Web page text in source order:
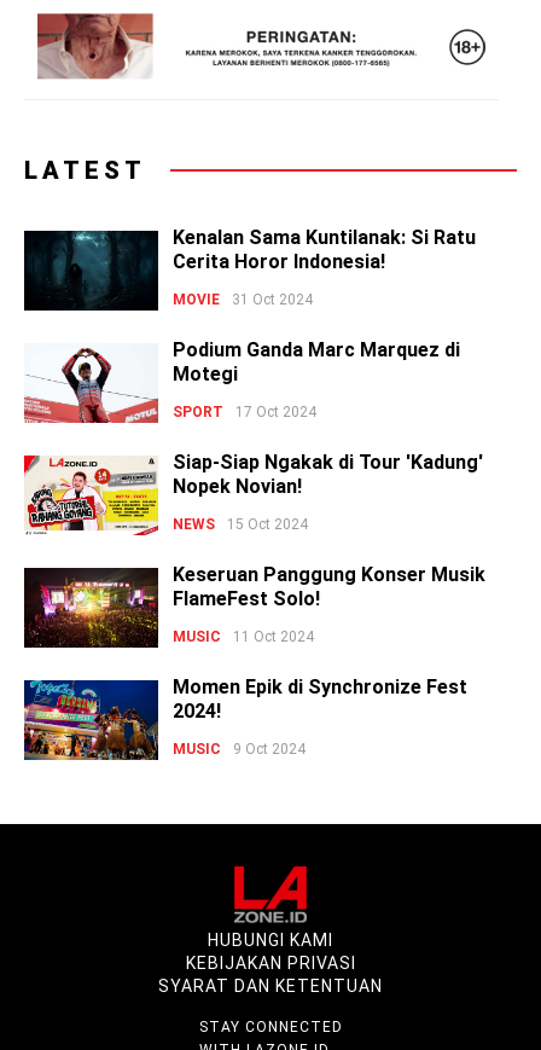
LATEST
Kenalan Sama Kuntilanak: Si Ratu
Cerita Horor Indonesia!
MOVIE 31 Oct 2024
Podium Ganda Marc Marquez di
Motegi
SPORT 17 Oct 2024
Siap-Siap Ngakak di Tour 'Kadung'
Nopek Novian!
NEWS 15 Oct 2024
Keseruan Panggung Konser Musik
FlameFest Solo!
MUSIC 11 Oct 2024
Momen Epik di Synchronize Fest
2024!
MUSIC 9 Oct 2024
HUBUNGI KAMI
KEBIJAKAN PRIVASI
SYARAT DAN KETENTUAN
STAY CONNECTED